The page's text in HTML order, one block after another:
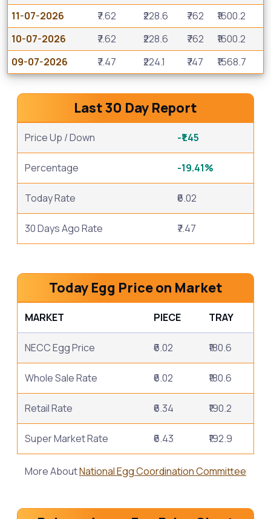
11-07-2026
₹7.62 ₹228.6 ₹762
₹1600.2
10-07-2026
₹7.62 ₹228.6 ₹762
₹1600.2
09-07-2026
₹7.47 ₹224.1 ₹747 ₹1568.7
Last 30 Day Report
Price Up / Down -₹1.45
Percentage -19.41%
Today Rate ₹6.02
30 Days Ago Rate ₹7.47
Today Egg Price on Market
MARKET PIECE TRAY
NECC Egg Price ₹6.02 ₹180.6
Whole Sale Rate ₹6.02 ₹180.6
Retail Rate ₹6.34 ₹190.2
Super Market Rate ₹6.43 ₹192.9
More AboutNational Egg Coordination Committee